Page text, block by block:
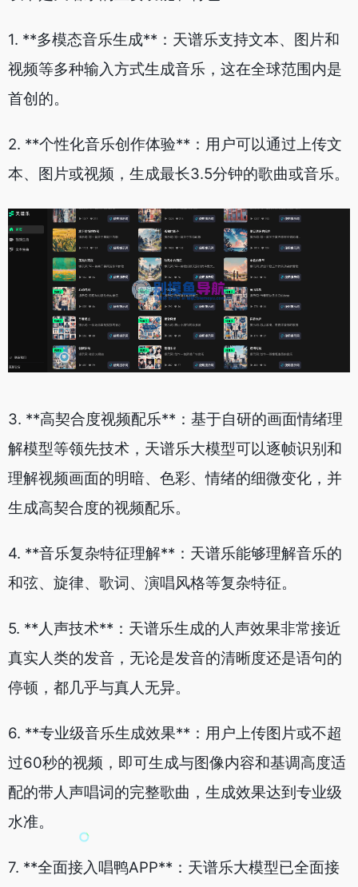
1. **多模态音乐生成**：天谱乐支持文本、图片和
视频等多种输入方式生成音乐，这在全球范围内是
首创的。
2. **个性化音乐创作体验**：用户可以通过上传文
本、图片或视频，生成最长3.5分钟的歌曲或音乐。
3. **高契合度视频配乐**：基于自研的画面情绪理
解模型等领先技术，天谱乐大模型可以逐帧识别和
理解视频画面的明暗、色彩、情绪的细微变化，并
生成高契合度的视频配乐。
4. **音乐复杂特征理解**：天谱乐能够理解音乐的
和弦、旋律、歌词、演唱风格等复杂特征。
5. **人声技术**：天谱乐生成的人声效果非常接近
真实人类的发音，无论是发音的清晰度还是语句的
停顿，都几乎与真人无异。
6. **专业级音乐生成效果**：用户上传图片或不超
过60秒的视频，即可生成与图像内容和基调高度适
配的带人声唱词的完整歌曲，生成效果达到专业级
水准。
7. **全面接入唱鸭APP**：天谱乐大模型已全面接